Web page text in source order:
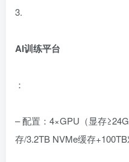
3.
AI训练平台
：
– 配置：4×GPU（显存
存/3.2TB NVMe缓存